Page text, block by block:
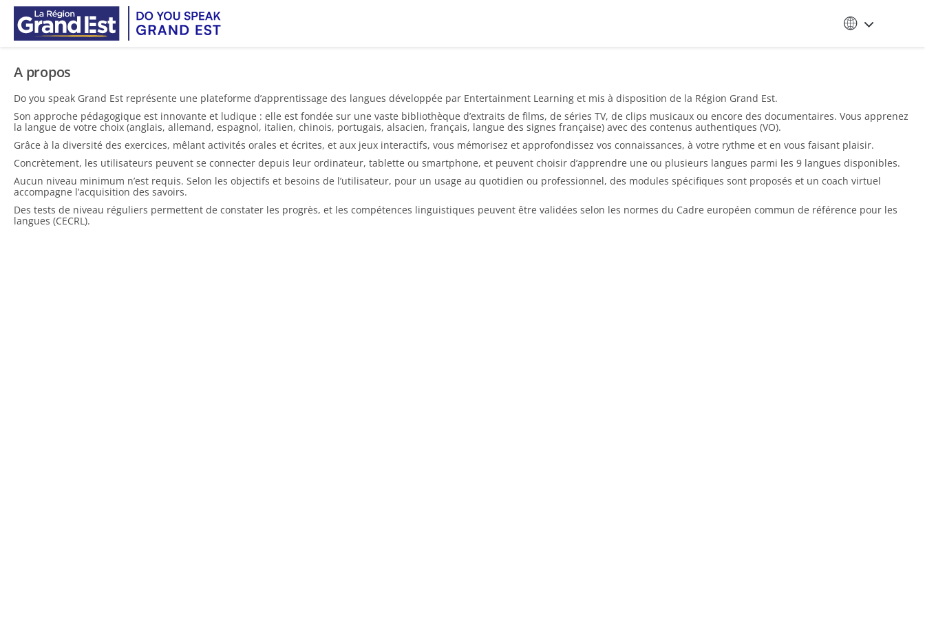
Vai ai contenuti principali
A propos
Do you speak Grand Est représente une plateforme d’apprentissage des langues développée par Entertainment Learning et mis à disposition de la Région Grand Est.
Son approche pédagogique est innovante et ludique : elle est fondée sur une vaste bibliothèque d’extraits de films, de séries TV, de clips musicaux ou encore des documentaires. Vous apprenez
la langue de votre choix (anglais, allemand, espagnol, italien, chinois, portugais, alsacien, français, langue des signes française) avec des contenus authentiques (VO).
Grâce à la diversité des exercices, mêlant activités orales et écrites, et aux jeux interactifs, vous mémorisez et approfondissez vos connaissances, à votre rythme et en vous faisant plaisir.
Concrètement, les utilisateurs peuvent se connecter depuis leur ordinateur, tablette ou smartphone, et peuvent choisir d’apprendre une ou plusieurs langues parmi les 9 langues disponibles.
Aucun niveau minimum n’est requis. Selon les objectifs et besoins de l’utilisateur, pour un usage au quotidien ou professionnel, des modules spécifiques sont proposés et un coach virtuel
accompagne l’acquisition des savoirs.
Des tests de niveau réguliers permettent de constater les progrès, et les compétences linguistiques peuvent être validées selon les normes du Cadre européen commun de référence pour les
langues (CECRL).